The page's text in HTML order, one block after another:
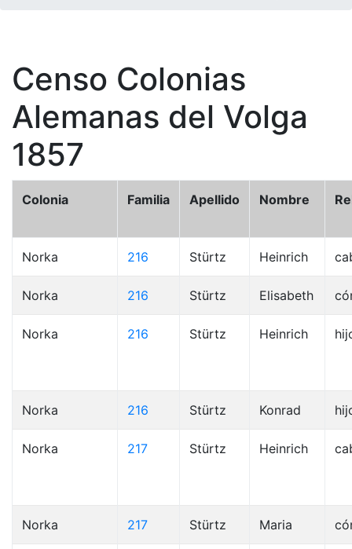
Censo Colonias
Alemanas del Volga
1857
Colonia Familia Apellido Nombre
Norka 216 Stürtz Heinrich
Norka 216 Stürtz Elisabeth
Norka 216 Stürtz Heinrich
Norka 216 Stürtz Konrad
Norka 217 Stürtz Heinrich
Norka 217 Stürtz Maria